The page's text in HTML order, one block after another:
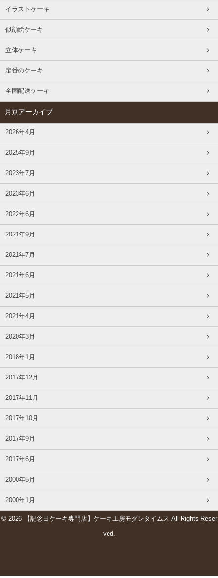
イラストケーキ
似顔絵ケーキ
立体ケーキ
定番のケーキ
全国配送ケーキ
月別アーカイブ
2026年4月
2025年9月
2023年7月
2023年6月
2022年6月
2021年9月
2021年7月
2021年6月
2021年5月
2021年4月
2020年3月
2018年1月
2017年12月
2017年11月
2017年10月
2017年9月
2017年6月
2000年5月
2000年1月
© 2026 【記念日ケーキ専門店】ケーキ工房モダンタイムス All Rights Reser
ved.